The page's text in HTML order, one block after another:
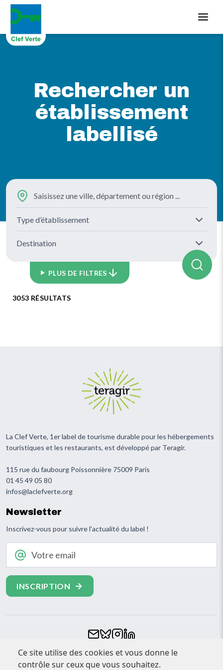
Rechercher un
établissement
labellisé
Type d’établissement
Destination
PLUS DE FILTRES
3053 RÉSULTATS
Ce site utilise des cookies et vous donne le
contrôle sur ceux que vous souhaitez.
La Clef Verte, 1er label de tourisme durable pour les hébergements
touristiques et les restaurants, est développé par Teragir.
115 rue du faubourg Poissonnière 75009 Paris
01 45 49 05 80
infos@laclefverte.org
Newsletter
Inscrivez-vous pour suivre l'actualité du label !
Footer
CONTACT